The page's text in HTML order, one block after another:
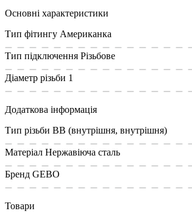
Основні характеристики
Тип фітингу Американка
Тип підключення Різьбове
Діаметр різьби 1
Додаткова інформація
Тип різьби ВВ (внутрішня, внутрішня)
Матеріал Нержавіюча сталь
Бренд GEBO
Товари